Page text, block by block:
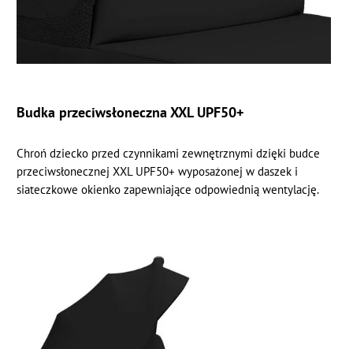
Budka przeciwsłoneczna XXL UPF50+
Chroń dziecko przed czynnikami zewnętrznymi dzięki budce
przeciwsłonecznej XXL UPF50+ wyposażonej w daszek i
siateczkowe okienko zapewniające odpowiednią wentylację.